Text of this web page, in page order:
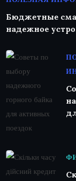
Бюджетные
надежное